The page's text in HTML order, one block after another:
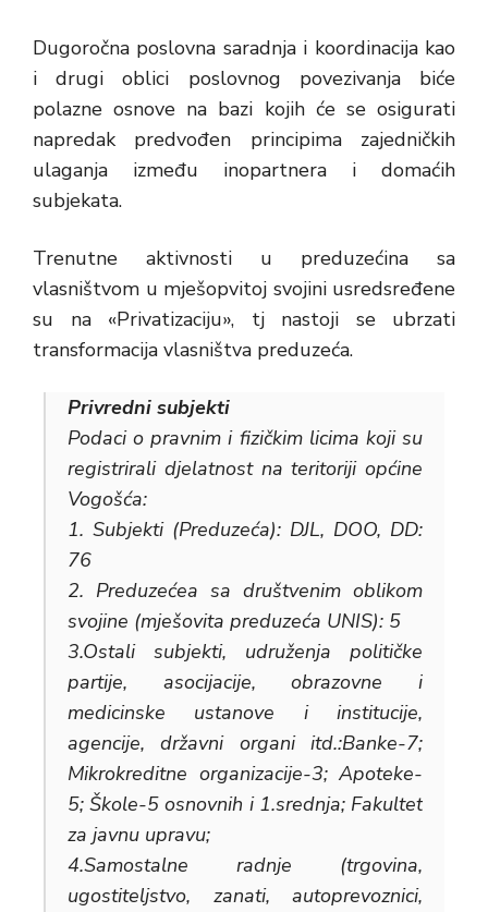
Dugoročna poslovna saradnja i koordinacija kao
i drugi oblici poslovnog povezivanja biće
polazne osnove na bazi kojih će se osigurati
napredak predvođen principima zajedničkih
ulaganja između inopartnera i domaćih
subjekata.
Trenutne aktivnosti u preduzećina sa
vlasništvom u mješopvitoj svojini usredsređene
su na «Privatizaciju», tj nastoji se ubrzati
transformacija vlasništva preduzeća.
Privredni subjekti
Podaci o pravnim i fizičkim licima koji su
registrirali djelatnost na teritoriji općine
Vogošća:
1. Subjekti (Preduzeća): DJL, DOO, DD:
76
2. Preduzećea sa društvenim oblikom
svojine (mješovita preduzeća UNIS): 5
3.Ostali subjekti, udruženja političke
partije, asocijacije, obrazovne i
medicinske ustanove i institucije,
agencije, državni organi itd.:Banke-7;
Mikrokreditne organizacije-3; Apoteke-
5; Škole-5 osnovnih i 1.srednja; Fakultet
za javnu upravu;
4.Samostalne radnje (trgovina,
ugostiteljstvo, zanati, autoprevoznici,